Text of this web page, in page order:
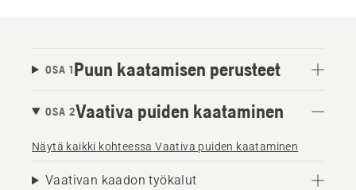
OSA 1Puun kaatamisen perusteet
OSA 2Vaativa puiden kaataminen
Näytä kaikki kohteessa Vaativa puiden kaataminen
Vaativan kaadon työkalut